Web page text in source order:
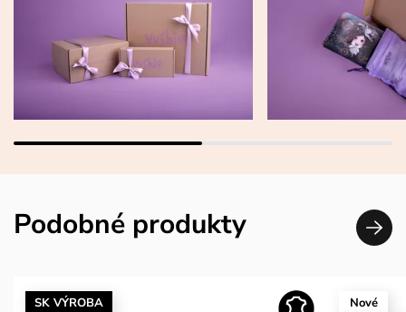
Podobné produkty
SK VÝROBA
Nové